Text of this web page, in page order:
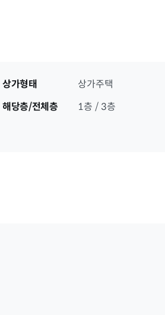
상가형태
상가주택
해당층/전체층
1층 / 3층